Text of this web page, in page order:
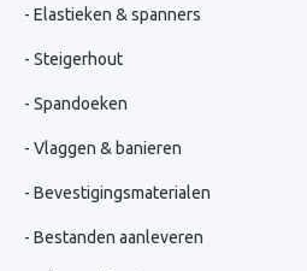
Elastieken & spanners
Steigerhout
Spandoeken
Vlaggen & banieren
Bevestigingsmaterialen
Bestanden aanleveren